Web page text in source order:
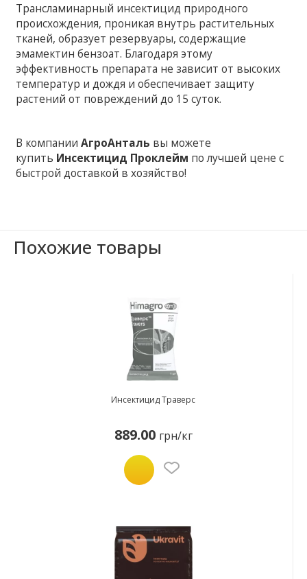
Трансламинарный инсектицид природного
происхождения, проникая внутрь растительных
тканей, образует резервуары, содержащие
эмамектин бензоат. Благодаря этому
эффективность препарата не зависит от высоких
температур и дождя и обеспечивает защиту
растений от повреждений до 15 суток.
В компанииАгроАнталь вы можете
купить Инсектицид Проклейм по лучшей цене с
быстрой доставкой в хозяйство!
Похожие товары
Инсектицид Траверс
889.00 грн/кг